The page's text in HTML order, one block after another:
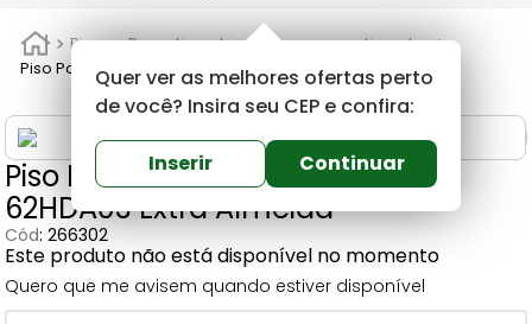
Quer ver as melhores ofertas perto
de você? Insira seu CEP e confira:
Inserir Continuar
Pisos e Revestimentos
Pisos e revestimentos
Piso Polido Retificado 62x62cm 62HDA03 Extra Almeida
Piso Polido Retificado 62x62cm
62HDA03 Extra Almeida
Cód:266302
Este produto não está disponível no momento
Quero que me avisem quando estiver disponível
2 º
porta
revestimento
5º
argamassa
6º
telha
7º
tinta
8º
cimento